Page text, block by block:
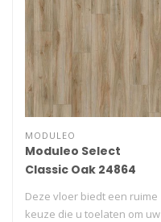
MODULEO
Moduleo Select
Classic Oak 24864
Deze vloer biedt een ruime
keuze die u toelaten om uw